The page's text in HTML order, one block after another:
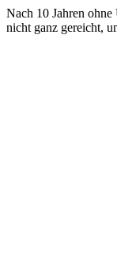
Nach 10 Jahren ohne
nicht ganz gereicht,